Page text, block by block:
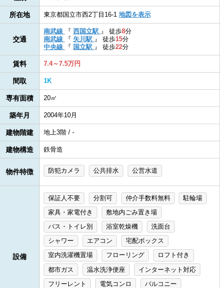
所在地 東京都国立市西2丁目16-1 地図を表示
交通
南武線 『 西国立駅 』 徒歩8分
南武線
『 矢川駅 』 徒歩15分
中央線
『 国立駅 』 徒歩22分
賃料 7.4～7.5万円
間取 1K
専有面積 20㎡
築年月 2004年10月
建物階建 地上3階 / -
建物構造 鉄骨造
物件特徴 防犯カメラ 公共排水 公営水道
設備
保証人不要 分割可 仲介手数料無料
駐輪場
家具・家電付き
敷地内ごみ置き場
バス・トイレ別
浴室乾燥機
洗面台
シャワー
エアコン
宅配ボックス
室内洗濯機置場
フローリング
ロフト付き
都市ガス
温水洗浄便座
インターネット対応
フリーレント
電気コンロ
バルコニー